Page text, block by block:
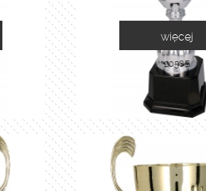
2058B
więcej